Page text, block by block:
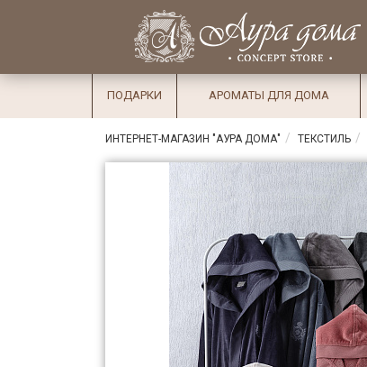
Избранное
×
СалоныДоставка
Оплата
Подарки
Ароматы
для дома
ПОДАРКИ АРОМАТЫ ДЛЯ ДОМА
ИНТЕРНЕТ-МАГАЗИН "АУРА ДОМА" ТЕКСТИЛЬ